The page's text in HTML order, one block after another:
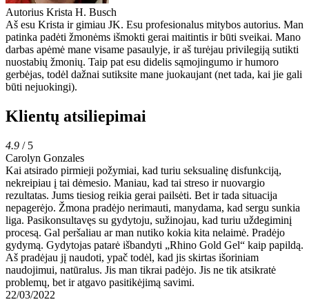
Autorius Krista H. Busch
Aš esu Krista ir gimiau JK. Esu profesionalus mitybos autorius. Man
patinka padėti žmonėms išmokti gerai maitintis ir būti sveikai. Mano
darbas apėmė mane visame pasaulyje, ir aš turėjau privilegiją sutikti
nuostabių žmonių. Taip pat esu didelis sąmojingumo ir humoro
gerbėjas, todėl dažnai sutiksite mane juokaujant (net tada, kai jie gali
būti nejuokingi).
Klientų atsiliepimai
4.9 / 5
Carolyn Gonzales
Kai atsirado pirmieji požymiai, kad turiu seksualinę disfunkciją,
nekreipiau į tai dėmesio. Maniau, kad tai streso ir nuovargio
rezultatas. Jums tiesiog reikia gerai pailsėti. Bet ir tada situacija
nepagerėjo. Žmona pradėjo nerimauti, manydama, kad sergu sunkia
liga. Pasikonsultavęs su gydytoju, sužinojau, kad turiu uždegiminį
procesą. Gal peršaliau ar man nutiko kokia kita nelaimė. Pradėjo
gydymą. Gydytojas patarė išbandyti „Rhino Gold Gel“ kaip papildą.
Aš pradėjau jį naudoti, ypač todėl, kad jis skirtas išoriniam
naudojimui, natūralus. Jis man tikrai padėjo. Jis ne tik atsikratė
problemų, bet ir atgavo pasitikėjimą savimi.
22/03/2022